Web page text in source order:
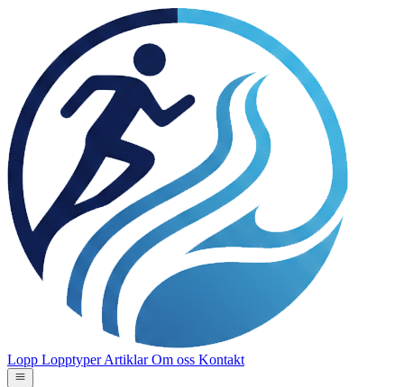
Lopp LopptyperArtiklarOm oss Kontakt